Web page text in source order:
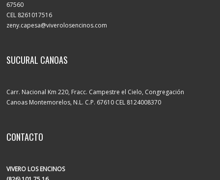
67560
CEL 8261017516
zeny.capesa@viverolosencinos.com
SUCURAL CANOAS
Carr. Nacional Km 220, Fracc. Campestre el Cielo, Congregación
Canoas Montemorelos, N.L. C.P. 67610 CEL 8124008370
CONTACTO
VIVERO LOS ENCINOS